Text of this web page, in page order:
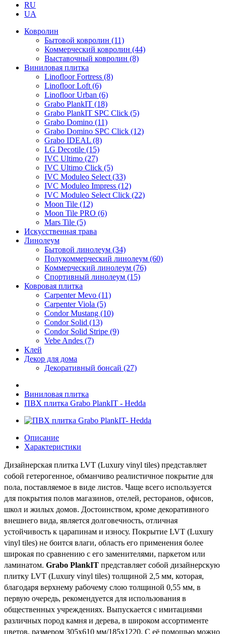
RU
UA
Ковролин
Бытовой ковролин (11)
Коммерческий ковролин (44)
Выставочный ковролин (8)
Виниловая плитка
Linofloor Fortress (8)
Linofloor Loft (6)
Linofloor Urban (6)
Grabo PlankIT (18)
Grabo PlankIT SPC Click (5)
Grabo Domino (11)
Grabo Domino SPC Click (12)
Grabo IDEAL (8)
LG Decotile (15)
IVC Ultimo (27)
IVC Ultimo Click (5)
IVC Moduleo Select (33)
IVC Moduleo Impress (12)
IVC Moduleo Select Click (22)
Moon Tile (12)
Moon Tile PRO (6)
Mars Tile (5)
Искусcтвенная трава
Линолеум
Бытовой линолеум (34)
Полукоммерческий линолеум (60)
Коммерческий линолеум (76)
Спортивный линолеум (15)
Ковровая плитка
Carpenter Mevo (11)
Carpenter Viola (5)
Condor Mustang (10)
Condor Solid (13)
Condor Solid Stripe (9)
Vebe Andes (7)
Клей
Декор для дома
Декоративный бонсай (27)
Виниловая плитка
ПВХ плитка Grabo PlankIT - Hedda
Описание
Характеристики
Дизайнерская плитка LVT (Luxury vinyl tiles) представляет
собой гетерогенное, обманчиво реалистичное покрытие для
пола, поставляемое в виде листов. Чаще всего используется
для покрытия полов магазинов, отелей, ресторанов, офисов,
школ и жилых домов. Достоинством, кроме декоративного
внешнего вида, является долговечность, отличная
устойчивость к царапинам и износу. Покрытие LVT (Luxury
vinyl tiles) не боится влаги, область его применения более
широкая по сравнению с его заменителями, паркетом или
ламинатом. Grabo PlankIT представляет собой дизайнерскую
плитку LVT (Luxury vinyl tiles) толщиной 2,5 мм, которая,
благодаря верхнему рабочему слою толщиной 0,55 мм, в
первую очередь, рекомендуется для использования в
общественных учреждениях. Выпускается с имитациями
различных пород камня и дерева, в широком ассортименте
цветов, размером 305x610 мм/185х1220. C её помощью можно